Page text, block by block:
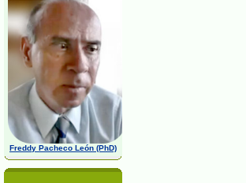
Freddy Pacheco León (PhD)